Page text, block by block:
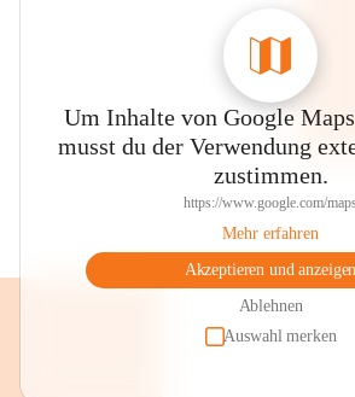
Um Inhalte von Google
musst du der Verwendung
zustimmen.
https://www.google.com/
Mehr erfahren
Akzeptieren und anzeigen
Ablehnen
Auswahl merken